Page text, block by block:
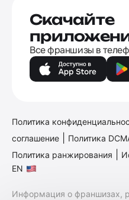
Скачайте
Все франшизы в
Политика
соглашение
Политика
Политика ранжирования
EN
Информация о франшизах,